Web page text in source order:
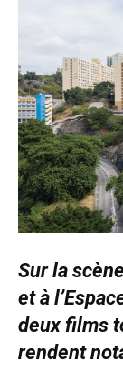
Sur la
et à
deux films
rendent